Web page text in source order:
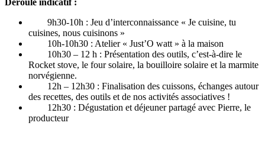
9h30-10h : Jeu d’interconnaissance « Je cuisine, tu
cuisines, nous cuisinons »
10h-10h30 : Atelier « Just’O watt » à la maison
10h30 – 12 h : Présentation des outils, c’est-à-dire le
Rocket stove, le four solaire, la bouilloire solaire et la marmite
norvégienne.
12h – 12h30 : Finalisation des cuissons, échanges autour
des recettes, des outils et de nos activités associatives !
12h30 : Dégustation et déjeuner partagé avec Pierre, le
producteur